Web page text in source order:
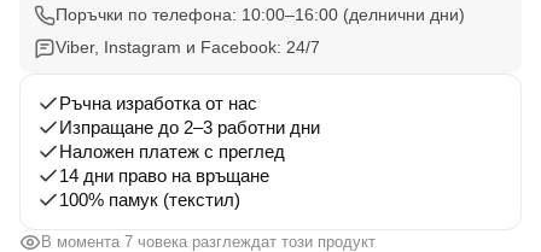
ергенско
парти
Последното
приключение
преди
голямото
Поръчки по телефона: 10:00–16:00 (делнични дни)
Viber, Instagram и Facebook: 24/7
Ръчна изработка от нас
Изпращане до 2–3 работни дни
Наложен платеж с преглед
14 дни право на връщане
100% памук (текстил)
В момента 7 човека разглеждат този продукт